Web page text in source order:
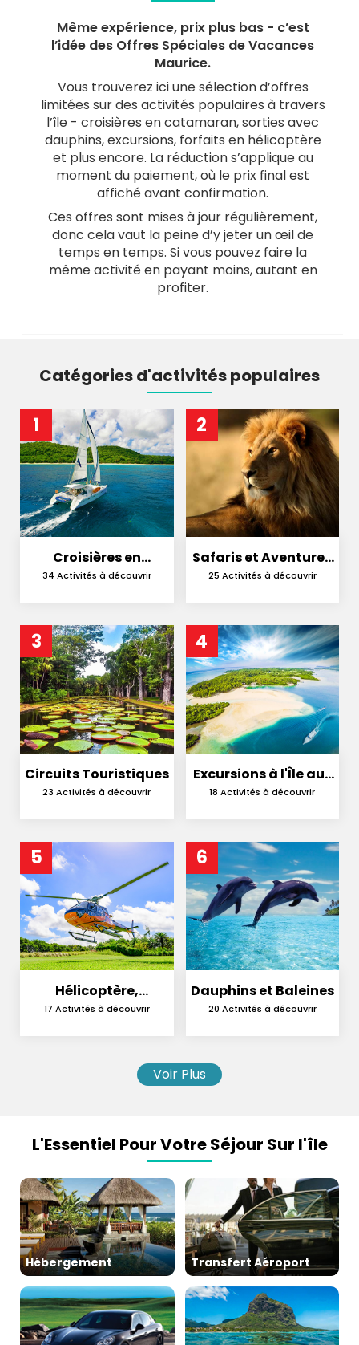
Même expérience, prix plus bas - c’est
l’idée des Offres Spéciales de Vacances
Maurice.
Vous trouverez ici une sélection d’offres
limitées sur des activités populaires à travers
l’île - croisières en catamaran, sorties avec
dauphins, excursions, forfaits en hélicoptère
et plus encore. La réduction s’applique au
moment du paiement, où le prix final est
affiché avant confirmation.
Ces offres sont mises à jour régulièrement,
donc cela vaut la peine d’y jeter un œil de
temps en temps. Si vous pouvez faire la
même activité en payant moins, autant en
profiter.
Catégories d'activités populaires
1
Croisières en
Catamaran
34 Activités à découvrir
2
Safaris et Aventures
en Nature
25 Activités à découvrir
3
Circuits Touristiques
23 Activités à découvrir
4
Excursions à l'Île aux
Cerfs
18 Activités à découvrir
5
Hélicoptère,
Hydravion et
17 Activités à découvrir
6
Dauphins et Baleines
20 Activités à découvrir
Voir Plus
L'Essentiel Pour Votre Séjour Sur l'île
Hébergement Transfert Aéroport